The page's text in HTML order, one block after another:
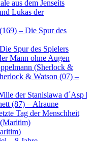
aus dem Jenseits
Lukas der
– Die Spur des
Spur des Spielers
Mann ohne Augen
(Sherlock &
& Watson (07) –
der Stanislawa d´Asp |
(87) – Alraune
Tag der Menschheit